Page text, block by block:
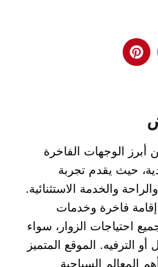
الوجهات الفاخرة
حيث يقدم تجربة
والخدمة الاستثنائية.
فاخرة وخدمات
احتياجات الزوار، سواء
الترفيه. الموقع المتميز
المعالم السياحية